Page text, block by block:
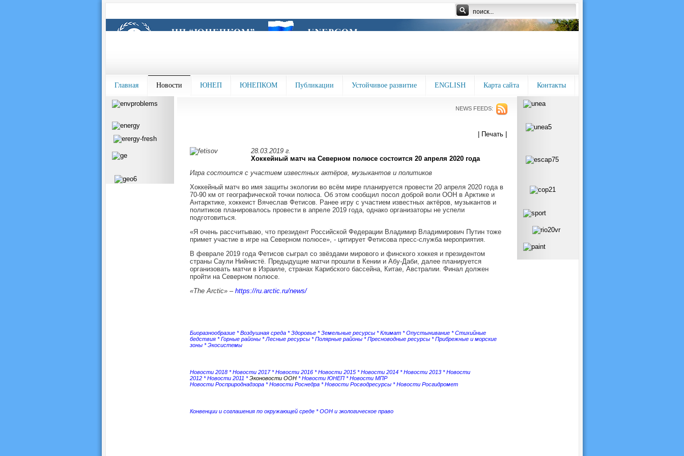
Главная Новости ЮНЕП ЮНЕПКОМ Публикации Устойчивое развитие ENGLISH Карта сайта Контакты
NEWS FEEDS:
| Печать |
28.03.2019 г.
Хоккейный матч на Северном полюсе состоится 20 апреля 2020 года
Игра состоится с участием известных актёров, музыкантов и политиков
Хоккейный матч во имя защиты экологии во всём мире планируется провести 20 апреля 2020 года в
70-90 км от географической точки полюса. Об этом сообщил посол доброй воли ООН в Арктике и
Антарктике, хоккеист Вячеслав Фетисов. Ранее игру с участием известных актёров, музыкантов и
политиков планировалось провести в апреле 2019 года, однако организаторы не успели
подготовиться.
«Я очень рассчитываю, что президент Российской Федерации Владимир Владимирович Путин тоже
примет участие в игре на Северном полюсе», - цитирует Фетисова пресс-служба мероприятия.
В феврале 2019 года Фетисов сыграл со звёздами мирового и финского хоккея и президентом
страны Саули Нийнистё. Предыдущие матчи прошли в Кении и Абу-Даби, далее планируется
организовать матчи в Израиле, странах Карибского бассейна, Китае, Австралии. Финал должен
пройти на Северном полюсе.
«The Arctic» – https://ru.arctic.ru/news/
Биоразнообразие *Воздушная среда *Здоровье *Земельные ресурсы *Климат *Опустынивание *Стихийные
бедствия *Горные районы *Лесные ресурсы *Полярные районы *Пресноводные ресурсы *Прибрежные и морские
зоны *Экосистемы
Новости 2018*Новости 2017*Новости 2016*Новости 2015*Новости 2014*Новости 2013 *Новости
2012*Новости 2011 *Эконовости ООН *Новости ЮНЕП*Новости МПР
Новости Росприроднадзора*Новости Роснедра*Новости Росводресурсы*Новости Росгидромет
Конвенции и соглашения по окружающей среде*ООН и экологическое право